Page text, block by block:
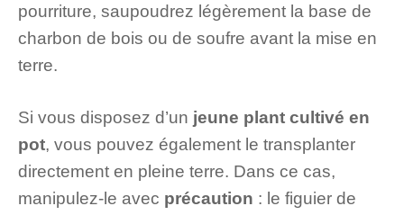
pourriture, saupoudrez légèrement la base de
charbon de bois ou de soufre avant la mise en
terre.
Si vous disposez d’un jeune plant cultivé en
pot, vous pouvez également le transplanter
directement en pleine terre. Dans ce cas,
manipulez-le avec précaution : le figuier de